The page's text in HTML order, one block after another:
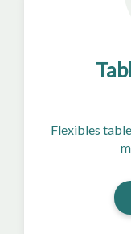
Flexibles